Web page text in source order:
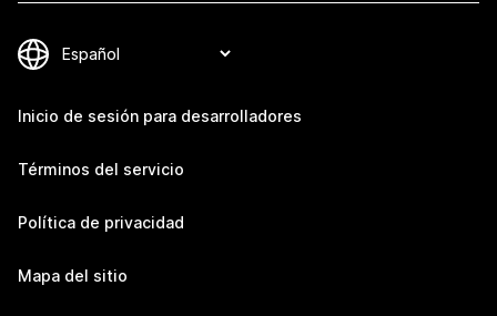
Inicio de sesión para desarrolladores
Términos del servicio
Política de privacidad
Mapa del sitio